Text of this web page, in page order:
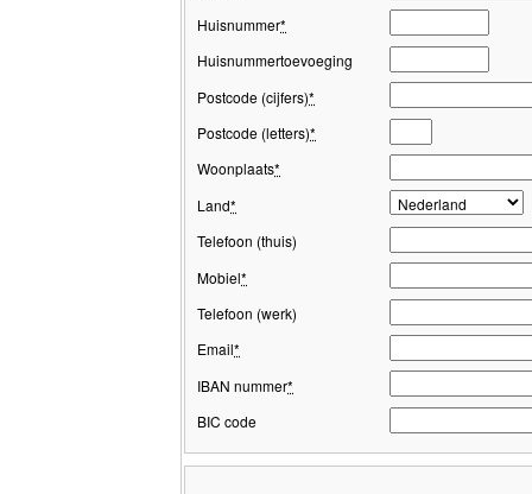
Huisnummer*
Huisnummertoevoeging
Postcode (cijfers)*
Postcode (letters)*
Woonplaats*
Land*
Telefoon (thuis)
Mobiel*
Telefoon (werk)
Email*
IBAN nummer*
BIC code